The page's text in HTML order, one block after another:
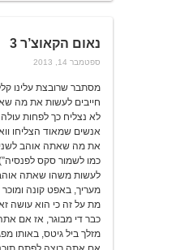
נאום הקאוצ’ר 3
ספטמבר 14, 2013
מסתבר שרובצת עלינו
חייבים לעשות את מה
לא נצליח כך לפחות
אנשים שמאוד הצליחו
את מה שאתה אוהב
כמו לשמור סקס
לעשות משהו שאתה
מעריך, באפט קונה
מת על זה כי הוא עושה
כבר די מבוגר, אז אם
מזלך ביל גיטס, באותו